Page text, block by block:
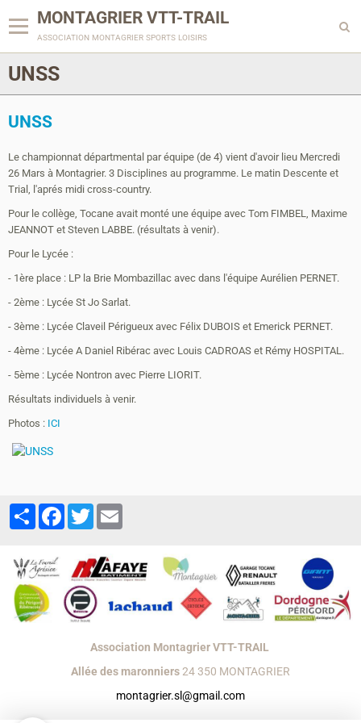
MONTAGRIER VTT-TRAIL
association montagrier sports loisirs
UNSS
UNSS
Le championnat départmental par équipe (de 4) vient d'avoir lieu Mercredi
26 Mars à Montagrier. 3 Disciplines au programme. Le matin Descente et
Trial, l'aprés midi cross-country.
Pour le collège, Tocane avait monté une équipe avec Tom FIMBEL, Maxime
JEANNOT et Steven LABBE. (résultats à venir).
Pour le Lycée :
- 1ère place : LP la Brie Mombazillac avec dans l'équipe Aurélien PERNET.
- 2ème : Lycée St Jo Sarlat.
- 3ème : Lycée Claveil Périgueux avec Félix DUBOIS et Emerick PERNET.
- 4ème : Lycée A Daniel Ribérac avec Louis CADROAS et Rémy HOSPITAL.
- 5ème : Lycée Nontron avec Pierre LIORIT.
Résultats individuels à venir.
Photos : ICI
PartagerFacebook
Twitter
Association Montagrier VTT-TRAIL
Allée des maronniers24 350 MONTAGRIER
montagrier.sl@gmail.com